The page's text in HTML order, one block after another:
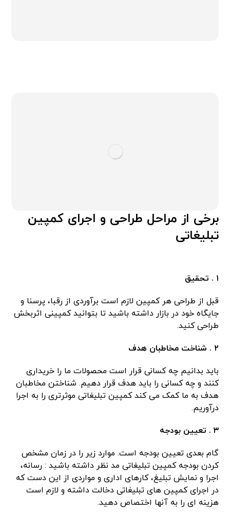
برخی از مراحل طراحی و اجرای کمپین
تبلیغاتی
۱ . تحقیق
قبل از طراحی هر کمپین لازم است برآوردی از رقبا، پرسنا و
جایگاه خود در بازار داشته باشید تا بتوانید کمپینی اثربخش
طراحی کنید.
۲ . شناخت مخاطبان هدف
باید بدانیم چه کسانی قرار است محصولات ما را خریداری
کنند و چه کسانی را باید هدف قرار دهیم. شناختن مخاطبان
هدف به ما کمک می کند کمپین تبلیغاتی موثرتری را به اجرا
درآوریم.
۳ . تعیین بودجه
گام بعدی تعیین بودجه است. موارد زیر را در زمان مشخص
کردن بودجه کمپین تبلیغاتی مد نظر داشته باشید : رسانه،
اجرا و نمایش تبلیغ، کارهای اداری و مواردی از این دست که
در اجرای کمپین های تبلیغاتی دخالت داشته و لازم است
هزینه ای را به آنها اختصاص دهید.